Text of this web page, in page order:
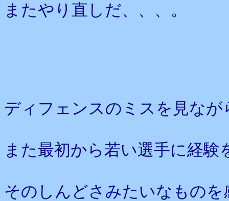
またやり直しだ、、、。
ディフェンスのミスを見なが
また最初から若い選手に経
そのしんどさみたいなもの